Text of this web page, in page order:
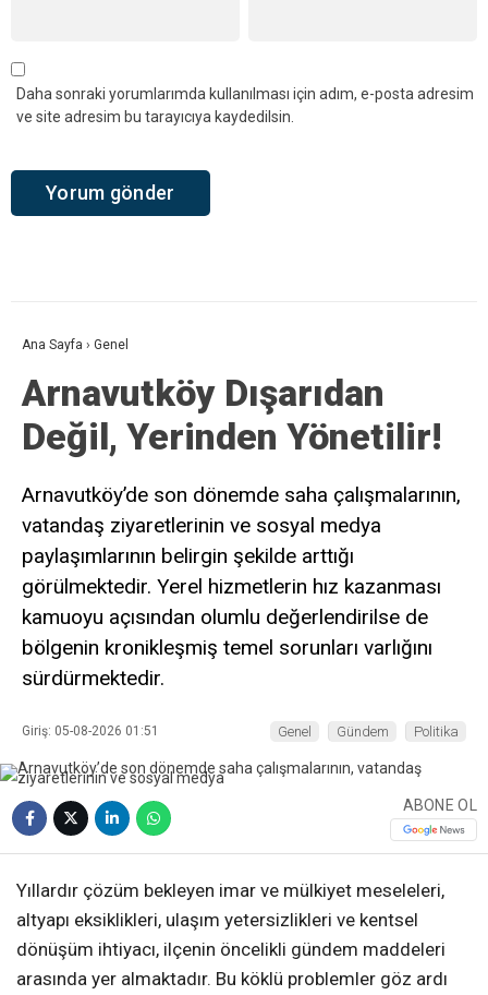
Daha sonraki yorumlarımda kullanılması için adım, e-posta adresim
ve site adresim bu tarayıcıya kaydedilsin.
Ana Sayfa › Genel
Arnavutköy Dışarıdan
Değil, Yerinden Yönetilir!
Arnavutköy’de son dönemde saha çalışmalarının,
vatandaş ziyaretlerinin ve sosyal medya
paylaşımlarının belirgin şekilde arttığı
görülmektedir. Yerel hizmetlerin hız kazanması
kamuoyu açısından olumlu değerlendirilse de
bölgenin kronikleşmiş temel sorunları varlığını
sürdürmektedir.
Giriş: 05-08-2026 01:51 Genel Gündem Politika
ABONE OL
Yıllardır çözüm bekleyen imar ve mülkiyet meseleleri,
altyapı eksiklikleri, ulaşım yetersizlikleri ve kentsel
dönüşüm ihtiyacı, ilçenin öncelikli gündem maddeleri
arasında yer almaktadır. Bu köklü problemler göz ardı